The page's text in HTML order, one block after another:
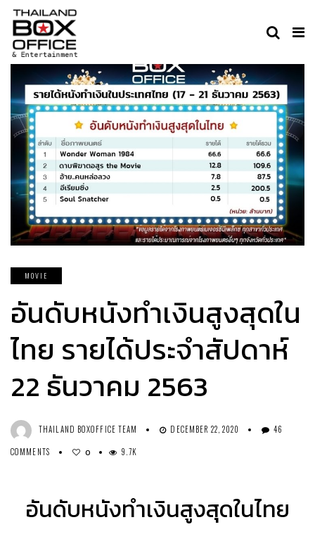
MOVIE
อันดับหนังทำเงินสูงสุดใน
ไทย รายได้ประจำสัปดาห์
22 ธันวาคม 2563
THAILAND BOXOFFICE TEAM DECEMBER 22, 2020
46
COMMENTS
0 9.7K
อันดับหนังทำเงินสูงสุดในไทย